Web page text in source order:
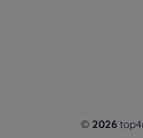
© 2026